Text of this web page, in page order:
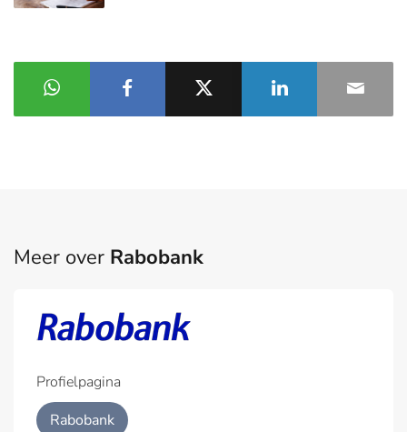
Meer over Rabobank
Profielpagina
Rabobank